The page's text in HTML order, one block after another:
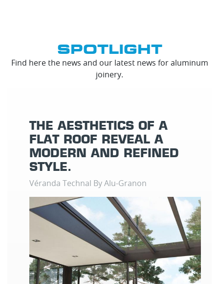
SPOTLIGHT
Find here the news and our latest news for aluminum
joinery.
THE AESTHETICS OF A
FLAT ROOF REVEAL A
MODERN AND REFINED
STYLE.
Véranda Technal By Alu-Granon